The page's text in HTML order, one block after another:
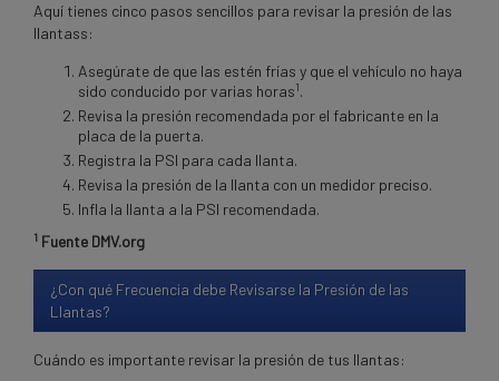
Aquí tienes cinco pasos sencillos para revisar la presión de las
llantass:
Asegúrate de que las estén frías y que el vehículo no haya
sido conducido por varias horas1.
Revisa la presión recomendada por el fabricante en la
placa de la puerta.
Registra la PSI para cada llanta.
Revisa la presión de la llanta con un medidor preciso.
Infla la llanta a la PSI recomendada.
1 Fuente DMV.org
¿Con qué Frecuencia debe Revisarse la Presión de las
Llantas?
Cuándo es importante revisar la presión de tus llantas: